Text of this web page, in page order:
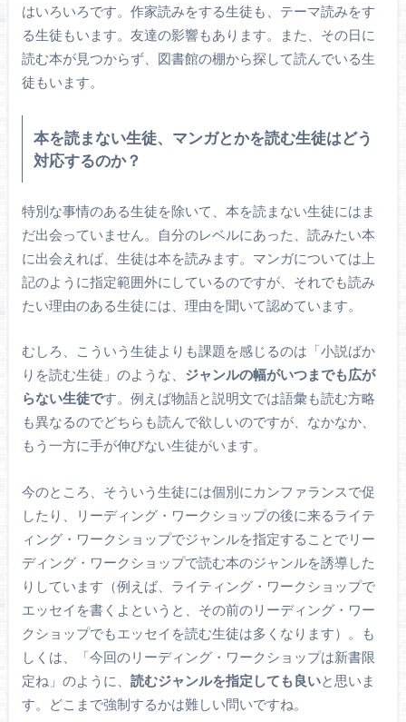
はいろいろです。作家読みをする生徒も、テーマ読みをす
る生徒もいます。友達の影響もあります。また、その日に
読む本が見つからず、図書館の棚から探して読んでいる生
徒もいます。
本を読まない生徒、マンガとかを読む生徒はどう
対応するのか？
特別な事情のある生徒を除いて、本を読まない生徒にはま
だ出会っていません。自分のレベルにあった、読みたい本
に出会えれば、生徒は本を読みます。マンガについては上
記のように指定範囲外にしているのですが、それでも読み
たい理由のある生徒には、理由を聞いて認めています。
むしろ、こういう生徒よりも課題を感じるのは「小説ばか
りを読む生徒」のような、 ジャンルの幅がいつまでも広が
らない生徒です。例えば物語と説明文では語彙も読む方略
も異なるのでどちらも読んで欲しいのですが、なかなか、
もう一方に手が伸びない生徒がいます。
今のところ、そういう生徒には個別にカンファランスで促
したり、リーディング・ワークショップの後に来るライテ
ィング・ワークショップでジャンルを指定することでリー
ディング・ワークショップで読む本のジャンルを誘導した
りしています（例えば、ライティング・ワークショップで
エッセイを書くよというと、その前のリーディング・ワー
クショップでもエッセイを読む生徒は多くなります）。も
しくは、「今回のリーディング・ワークショップは新書限
定ね」のように、 読むジャンルを指定しても良いと思いま
す。どこまで強制するかは難しい問いですね。